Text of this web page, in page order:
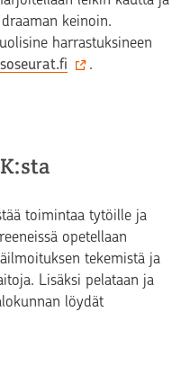
keinoin.
harrastuksineen
.
toimintaa tytöille ja
opetellaan
tekemistä ja
Lisäksi pelataan ja
löydät